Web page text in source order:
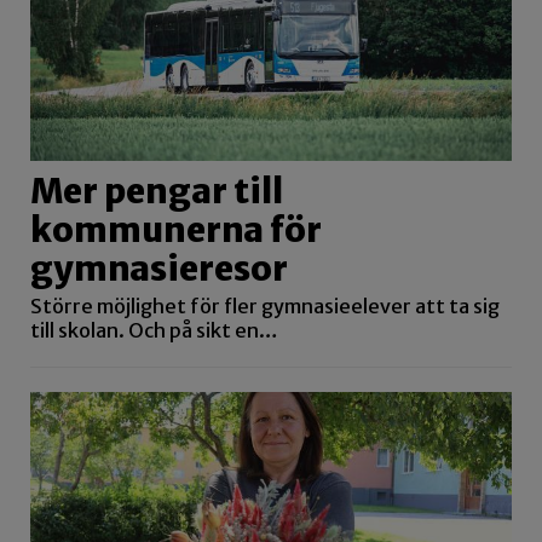
Mer pengar till
kommunerna för
gymnasieresor
Större möjlighet för fler gymnasieelever att ta sig
till skolan. Och på sikt en…